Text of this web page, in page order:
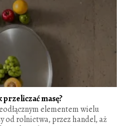
masę?
elementem wielu
od rolnictwa, przez handel, aż